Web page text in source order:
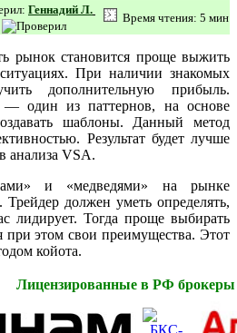
Геннадий Л.
Время чтения: 5 мин
рынок становится проще выжить
При наличии знакомых
дополнительную прибыль.
один из паттернов, на основе
шаблоны. Данный метод
Результат будет лучше
анализа VSA.
и «медведями» на рынке
должен уметь определять,
лидирует. Тогда проще выбирать
при этом свои преимущества. Этот
койота.
Лицензированные в РФ брокеры